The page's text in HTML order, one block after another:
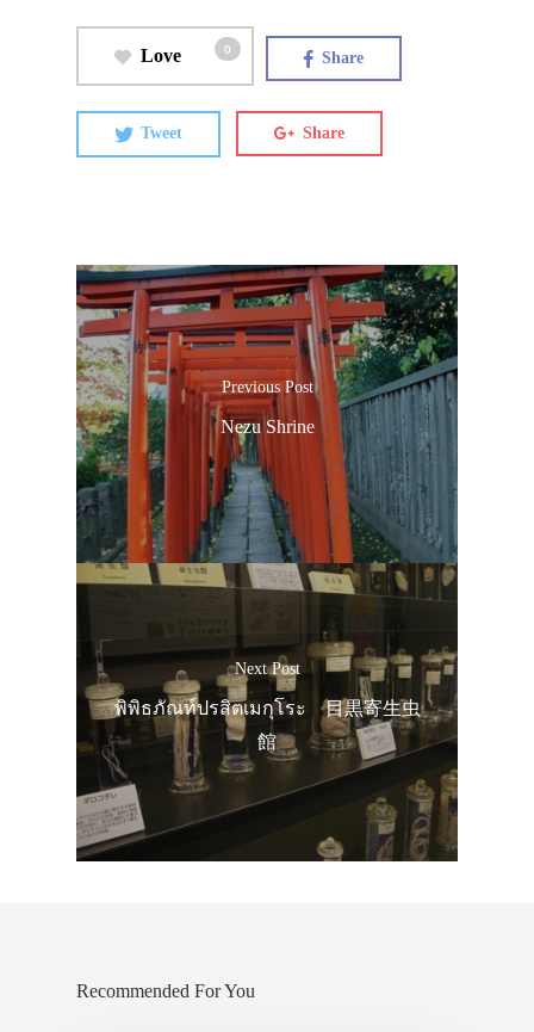
Love 0 Share
Tweet Share
Previous Post
Nezu Shrine
Next Post
พิพิธภัณท์ปรสิตเมกุโระ 目黒寄生虫
館
Recommended For You